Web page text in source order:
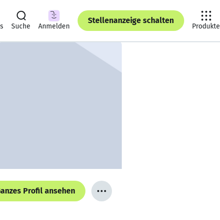
Suche Anmelden
Stellenanzeige schalten
Produkte
Profil ansehen